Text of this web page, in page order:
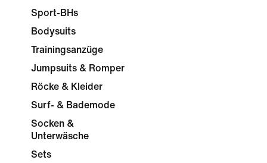
Sport-BHs
Bodysuits
Trainingsanzüge
Jumpsuits & Romper
Röcke & Kleider
Surf- & Bademode
Socken &
Unterwäsche
Sets